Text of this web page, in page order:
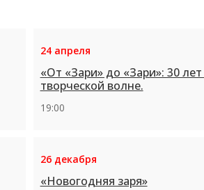
24 апреля
«От «Зари» до «Зари»: 30 лет
творческой волне.
19:00
26 декабря
«Новогодняя заря»